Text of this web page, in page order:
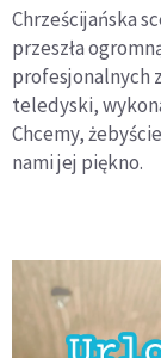
Chrześcijańska
przeszła
profesjonalnych
teledyski,
Chcemy,
nami jej piękno.